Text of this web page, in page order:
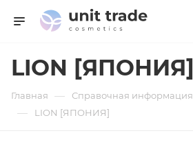
LION [ЯПОНИЯ]
Главная — Справочная информация
— LION [ЯПОНИЯ]